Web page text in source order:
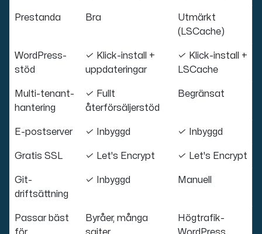
Prestanda Bra
Utmärkt
(LSCache)
WordPress-
stöd
✓ Klick-install +
uppdateringar
✓ Klick-install +
LSCache
Multi-tenant-
hantering
✓ Fullt
återförsäljerstöd
Begränsat
E-postserver ✓ Inbyggd ✓ Inbyggd
Gratis SSL ✓ Let's Encrypt ✓ Let's Encrypt
Git-
driftsättning
✓ Inbyggd Manuell
Passar bäst
Byråer, många
Högtrafik-